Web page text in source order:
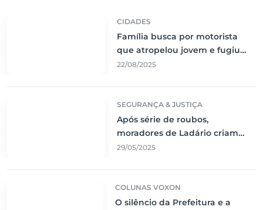
CIDADES
Família busca por motorista
que atropelou jovem e fugiu
sem prestar socorro
22/08/2025
SEGURANÇA & JUSTIÇA
Após série de roubos,
moradores de Ladário criam
rede de segurança comunitária
29/05/2025
COLUNAS VOXON
O silêncio da Prefeitura e a